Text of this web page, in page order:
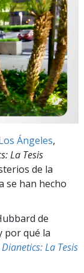
Ángeles,
La Tesis
de la
se han hecho
de
por qué la
Dianetics: La Tesis